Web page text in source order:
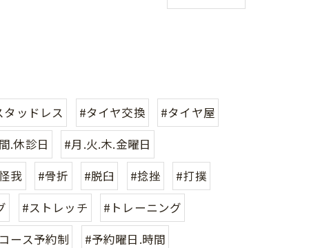
タッドレス #タイヤ交換
#タイヤ屋
.休診日
#月.火.木.金曜日
我
#骨折 #脱臼 #捻挫
#打撲
#ストレッチ
#トレーニング
ース予約制
#予約曜日.時間